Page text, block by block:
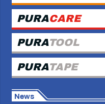
PURACARE
PURATOOL
PURATAPE
News